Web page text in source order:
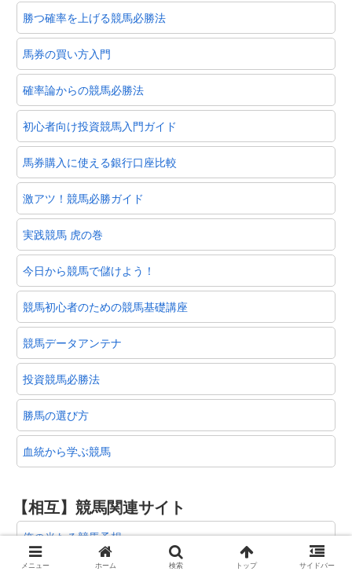
勝つ確率を上げる競馬必勝法
馬券の買い方入門
確率論からの競馬必勝法
初心者向け投資競馬入門ガイド
馬券購入に使える銀行口座比較
激アツ！競馬必勝ガイド
実践競馬 虎の巻
今日から競馬で儲けよう！
競馬初心者のための競馬基礎講座
競馬データアンテナ
投資競馬必勝法
勝馬の選び方
血統から学ぶ競馬
【相互】競馬関連サイト
俺の当たる競馬予想
メニュー ホーム 検索 トップ サイドバー